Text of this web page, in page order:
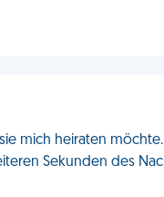
mich heiraten
Sekunden des